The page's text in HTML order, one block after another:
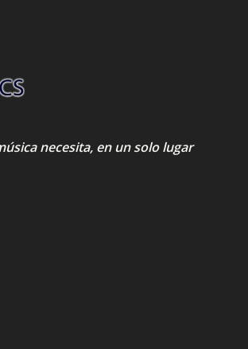
necesita, en un solo lugar